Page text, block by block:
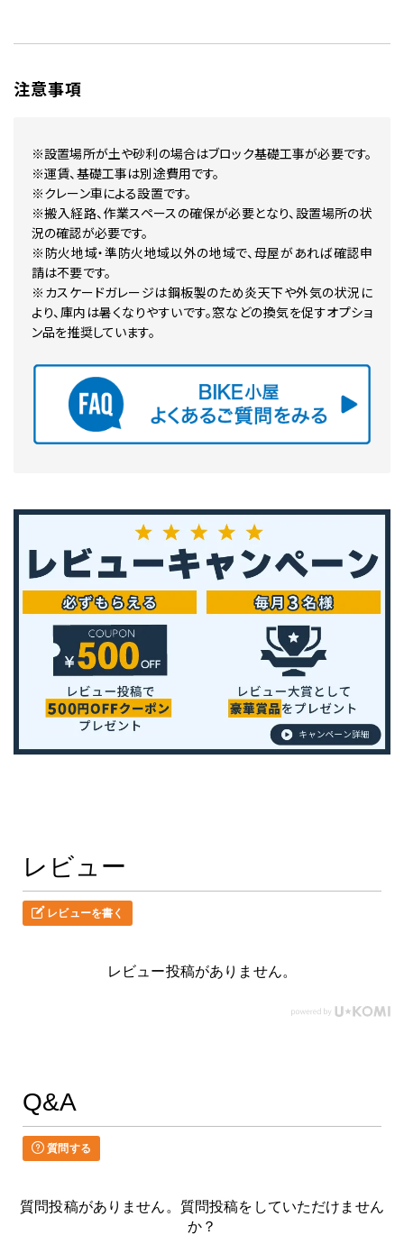
注意事項
※設置場所が土や砂利の場合はブロック基礎工事が必要です。
※運賃、基礎工事は別途費用です。
※クレーン車による設置です。
※搬入経路、作業スペースの確保が必要となり、設置場所の状
況の確認が必要です。
※防火地域・準防火地域以外の地域で、母屋があれば確認申
請は不要です。
※カスケードガレージは鋼板製のため炎天下や外気の状況に
より、庫内は暑くなりやすいです。窓などの換気を促すオプショ
ン品を推奨しています。
レビュー
レビューを書く
レビュー投稿がありません。
Q&A
質問する
質問投稿がありません。質問投稿をしていただけません
か？